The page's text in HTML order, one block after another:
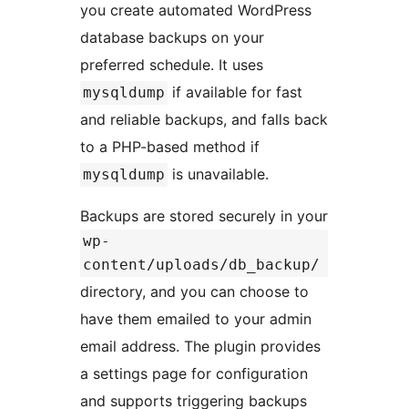
you create automated WordPress
database backups on your
preferred schedule. It uses
mysqldump if available for fast
and reliable backups, and falls back
to a PHP-based method if
mysqldump is unavailable.
Backups are stored securely in your
wp-
content/uploads/db_backup/
directory, and you can choose to
have them emailed to your admin
email address. The plugin provides
a settings page for configuration
and supports triggering backups